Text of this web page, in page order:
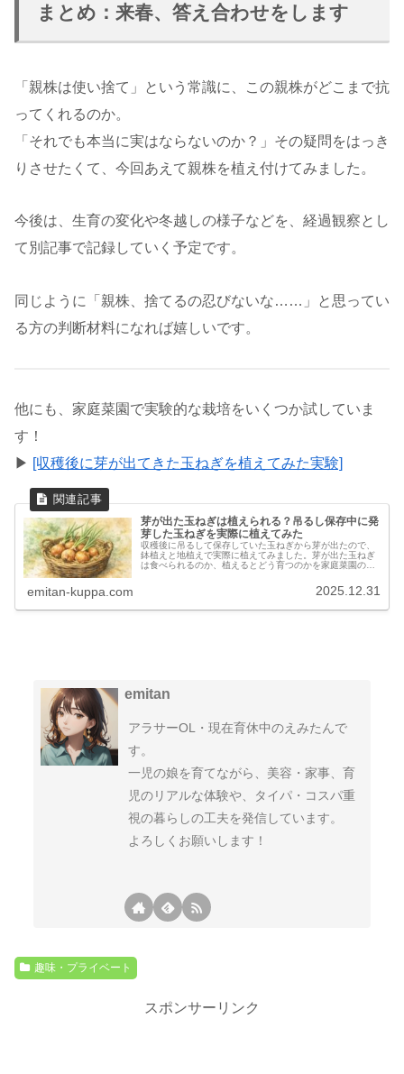
まとめ：来春、答え合わせをします
「親株は使い捨て」という常識に、この親株がどこまで抗
ってくれるのか。
「それでも本当に実はならないのか？」その疑問をはっき
りさせたくて、今回あえて親株を植え付けてみました。
今後は、生育の変化や冬越しの様子などを、経過観察とし
て別記事で記録していく予定です。
同じように「親株、捨てるの忍びないな……」と思ってい
る方の判断材料になれば嬉しいです。
他にも、家庭菜園で実験的な栽培をいくつか試していま
す！
▶︎ [収穫後に芽が出てきた玉ねぎを植えてみた実験]
芽が出た玉ねぎは植えられる？吊るし保存中に発
芽した玉ねぎを実際に植えてみた
収穫後に吊るして保存していた玉ねぎから芽が出たので、
鉢植えと地植えで実際に植えてみました。芽が出た玉ねぎ
は食べられるのか、植えるとどう育つのかを家庭菜園の実
emitan-kuppa.com 2025.12.31
emitan
アラサーOL・現在育休中のえみたんで
す。
一児の娘を育てながら、美容・家事、育
児のリアルな体験や、タイパ・コスパ重
視の暮らしの工夫を発信しています。
よろしくお願いします！
趣味・プライベート
スポンサーリンク